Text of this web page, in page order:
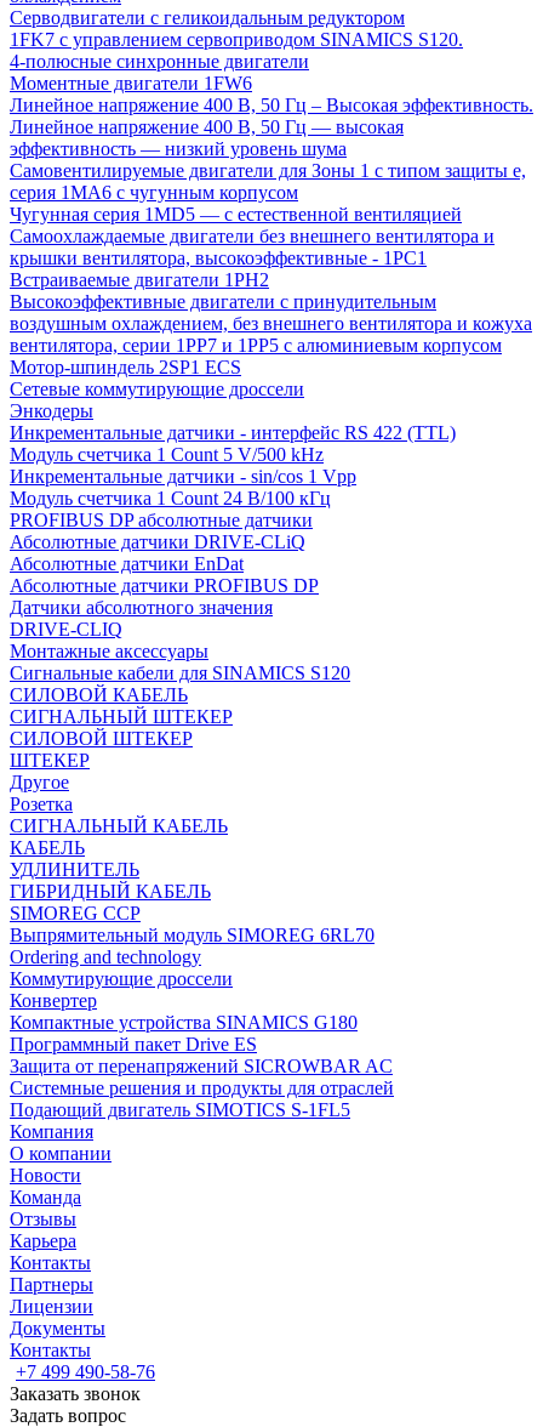
Серводвигатели с геликоидальным редуктором
1FK7 с управлением сервоприводом SINAMICS S120.
4-полюсные синхронные двигатели
Моментные двигатели 1FW6
Линейное напряжение 400 В, 50 Гц – Высокая эффективность.
Линейное напряжение 400 В, 50 Гц — высокая
эффективность — низкий уровень шума
Самовентилируемые двигатели для Зоны 1 с типом защиты e,
серия 1MA6 с чугунным корпусом
Чугунная серия 1MD5 — с естественной вентиляцией
Самоохлаждаемые двигатели без внешнего вентилятора и
крышки вентилятора, высокоэффективные - 1PC1
Встраиваемые двигатели 1PH2
Высокоэффективные двигатели с принудительным
воздушным охлаждением, без внешнего вентилятора и кожуха
вентилятора, серии 1PP7 и 1PP5 с алюминиевым корпусом
Мотор-шпиндель 2SP1 ECS
Сетевые коммутирующие дроссели
Энкодеры
Инкрементальные датчики - интерфейс RS 422 (TTL)
Модуль счетчика 1 Count 5 V/500 kHz
Инкрементальные датчики - sin/cos 1 Vpp
Модуль счетчика 1 Count 24 В/100 кГц
PROFIBUS DP абсолютные датчики
Абсолютные датчики DRIVE-CLiQ
Абсолютные датчики EnDat
Абсолютные датчики PROFIBUS DP
Датчики абсолютного значения
DRIVE-CLIQ
Монтажные аксессуары
Сигнальные кабели для SINAMICS S120
СИЛОВОЙ КАБЕЛЬ
СИГНАЛЬНЫЙ ШТЕКЕР
СИЛОВОЙ ШТЕКЕР
ШТЕКЕР
Другое
Розетка
СИГНАЛЬНЫЙ КАБЕЛЬ
КАБЕЛЬ
УДЛИНИТЕЛЬ
ГИБРИДНЫЙ КАБЕЛЬ
SIMOREG CCP
Выпрямительный модуль SIMOREG 6RL70
Ordering and technology
Коммутирующие дроссели
Конвертер
Компактные устройства SINAMICS G180
Программный пакет Drive ES
Защита от перенапряжений SICROWBAR AC
Системные решения и продукты для отраслей
Подающий двигатель SIMOTICS S-1FL5
Компания
О компании
Новости
Команда
Отзывы
Карьера
Контакты
Партнеры
Лицензии
Документы
Контакты
+7 499 490-58-76
Заказать звонок
Задать вопрос